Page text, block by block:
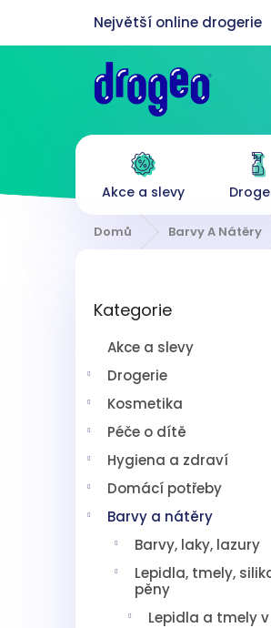
obsah
Akce a slevy
Domů Barvy A Nátěry
kategorie
Kategorie
Akce a slevy
Drogerie
Kosmetika
Péče o dítě
Hygiena a zdraví
Domácí potřeby
Barvy a nátěry
Barvy, laky, lazury
Lepidla, tmely,
pěny
Lepidla a tmely